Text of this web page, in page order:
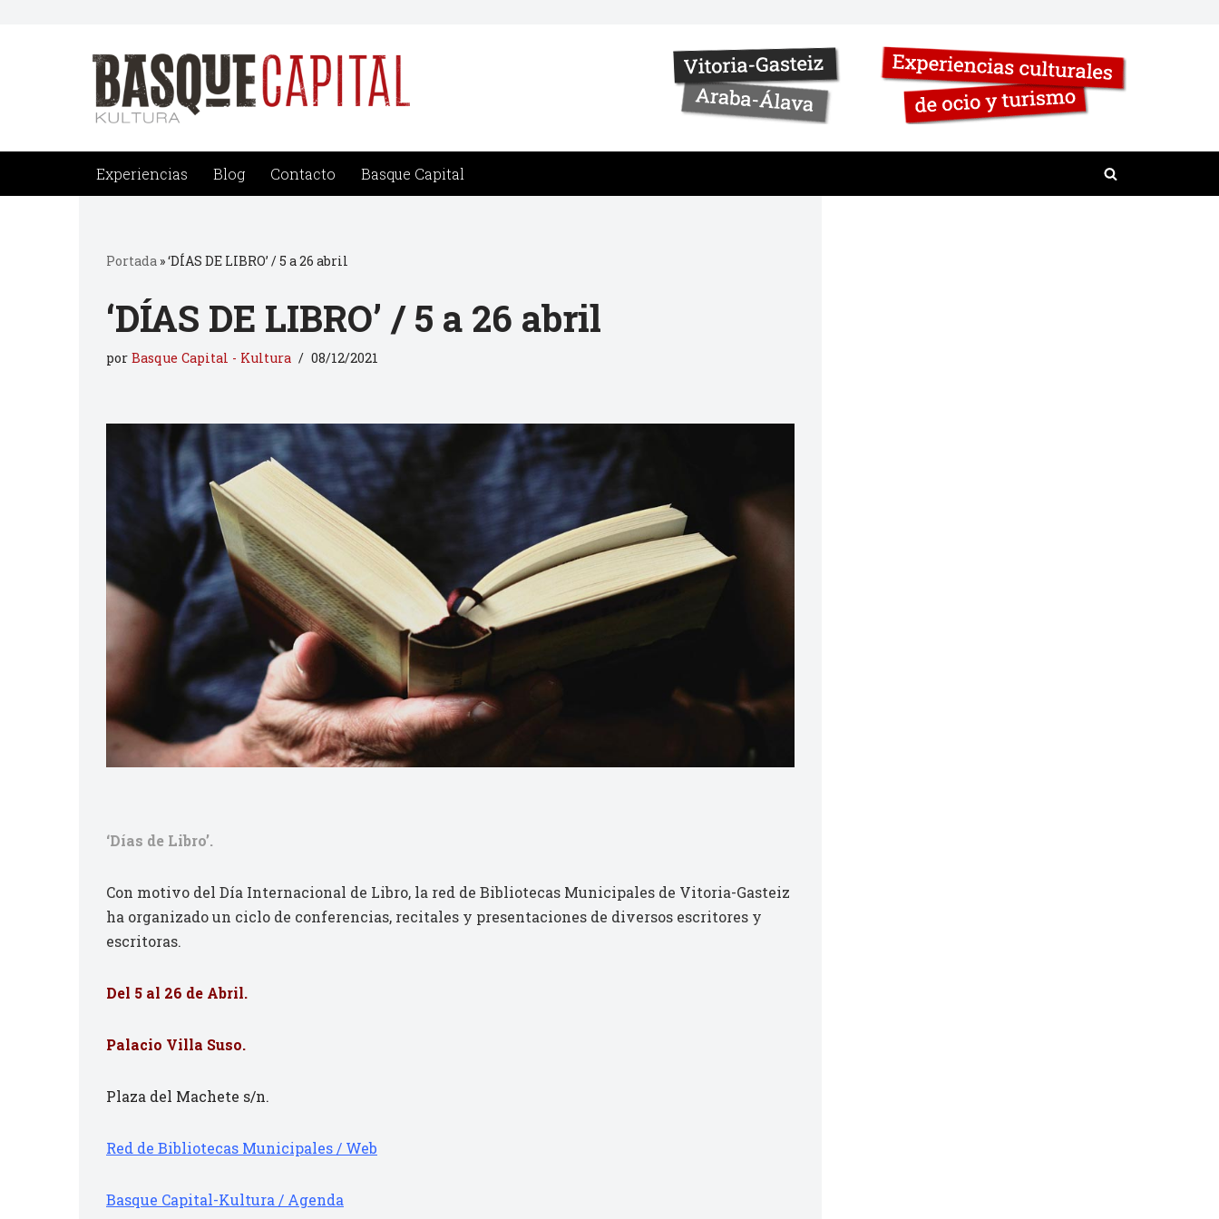
Experiencias Blog Contacto Basque Capital
Portada »‘DÍAS DE LIBRO’ / 5 a 26 abril
‘DÍAS DE LIBRO’ / 5 a 26 abril
por Basque Capital - Kultura 08/12/2021
‘Días de Libro’.
Con motivo del Día Internacional de Libro, la red de Bibliotecas Municipales de Vitoria-Gasteiz
ha organizado un ciclo de conferencias, recitales y presentaciones de diversos escritores y
escritoras.
Del 5 al 26 de Abril.
Palacio Villa Suso.
Plaza del Machete s/n.
Red de Bibliotecas Municipales / Web
Basque Capital-Kultura / Agenda